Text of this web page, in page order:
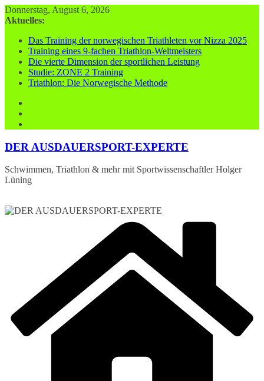
Zum
Inhalt
Donnerstag, August 6, 2026
Aktuelles:
Das Training der norwegischen Triathleten vor Nizza 2025
Training eines 9-fachen Triathlon-Weltmeisters
Die vierte Dimension der sportlichen Leistung
Studie: ZONE 2 Training
Triathlon: Die Norwegische Methode
DER AUSDAUERSPORT-EXPERTE
Schwimmen, Triathlon & mehr mit Sportwissenschaftler Holger
Lüning